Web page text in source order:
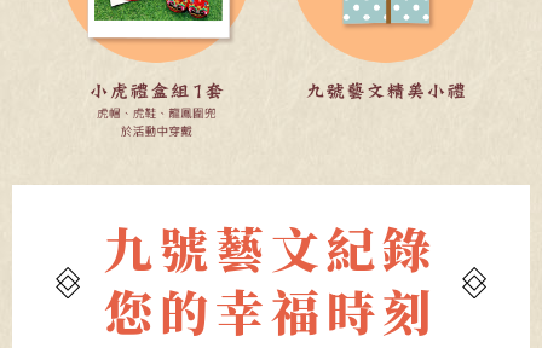
九號藝文紀錄
您的幸福時刻